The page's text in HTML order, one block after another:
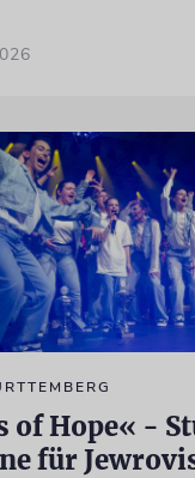
of Hope« -
für